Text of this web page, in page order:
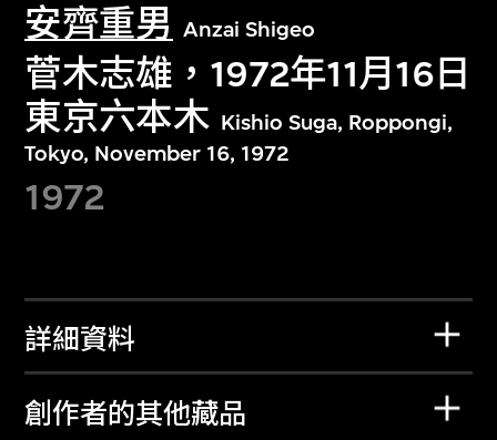
安齊重男 Anzai Shigeo
菅木志雄，1972年11月16日
東京六本木 Kishio Suga, Roppongi,
Tokyo, November 16, 1972
1972
詳細資料
創作者的其他藏品